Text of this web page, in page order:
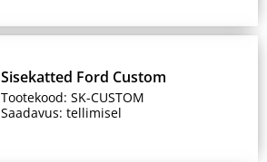
Sisekatted Ford Custom
Tootekood: SK-CUSTOM
Saadavus: tellimisel